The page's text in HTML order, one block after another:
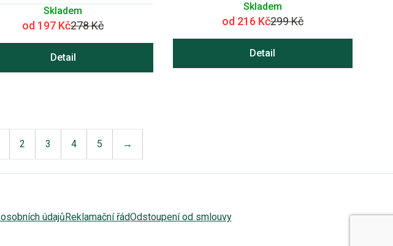
Skladem
od 197 Kč278 Kč
Detail
Skladem
od 216 Kč299 Kč
Detail
2 3 4 5 →
údajů Reklamační řádOdstoupení od smlouvy